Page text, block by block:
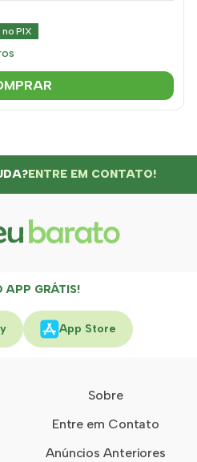
no PIX
ENTRE EM CONTATO!
APP GRÁTIS!
App Store
Sobre
Entre em Contato
Anúncios Anteriores